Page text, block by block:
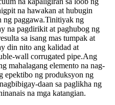
na hawakan at hubugin
ng paggawa.Tinitiyak ng
na pagdirikit at paghubog ng
sa isang mas tumpak at
din nito ang kalidad at
wall corrugated pipe.Ang
mahalagang elemento na nag-
epektibo ng produksyon ng
daan sa paglikha ng
na mga katangian.